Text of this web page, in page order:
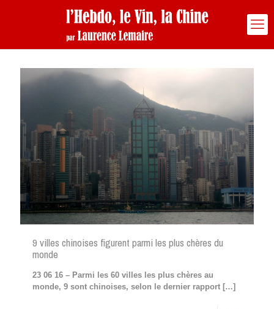
9 villes chinoises figurent parmi les plus chères du
monde
23 06 16 – Parmi les 60 villes les plus chères au
monde, 9 sont chinoises, selon le dernier rapport […]